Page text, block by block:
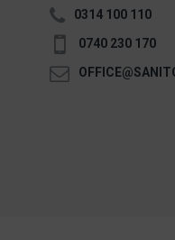
0314 100 110
0740 230 170